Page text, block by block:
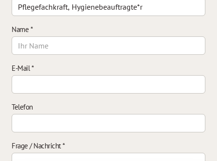
Name *
E-Mail*
Telefon
Frage / Nachricht*